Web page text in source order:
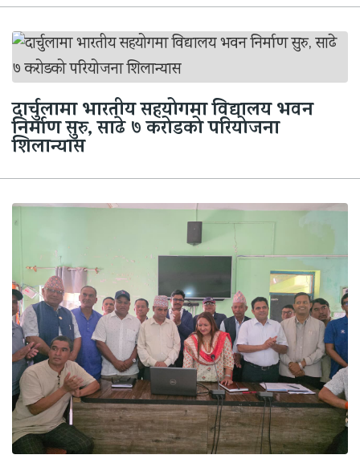
दार्चुलामा भारतीय सहयोगमा विद्यालय भवन
निर्माण सुरु, साढे ७ करोडको परियोजना
शिलान्यास